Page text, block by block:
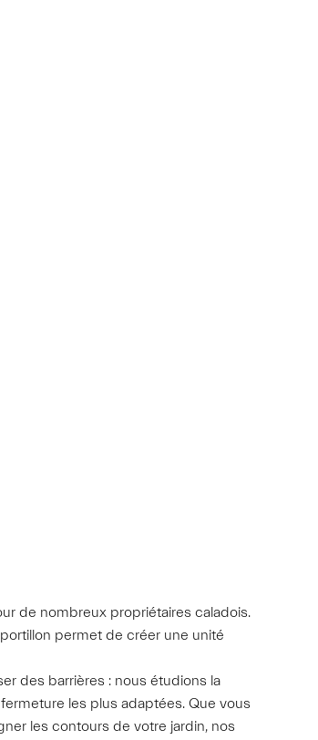
de nombreux propriétaires caladois.
permet de créer une unité
des barrières : nous étudions la
les plus adaptées. Que vous
les contours de votre jardin, nos